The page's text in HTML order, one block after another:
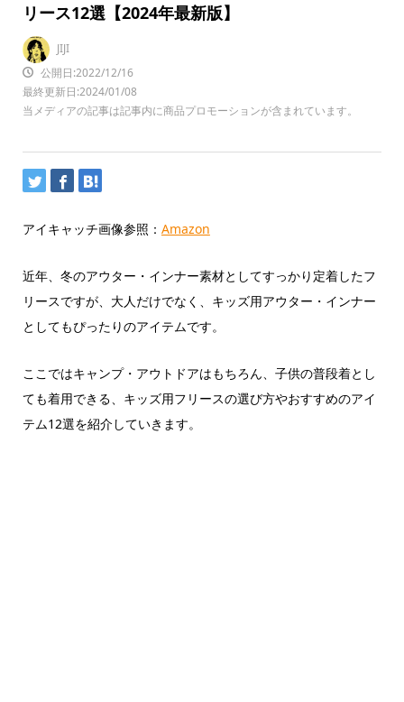
リース12選【2024年最新版】
JIJI
公開日:2022/12/16
最終更新日:2024/01/08
当メディアの記事は記事内に商品プロモーションが含まれています。
アイキャッチ画像参照： Amazon
近年、冬のアウター・インナー素材としてすっかり定着したフ
リースですが、大人だけでなく、キッズ用アウター・インナー
としてもぴったりのアイテムです。
ここではキャンプ・アウトドアはもちろん、子供の普段着とし
ても着用できる、キッズ用フリースの選び方やおすすめのアイ
テム12選を紹介していきます。